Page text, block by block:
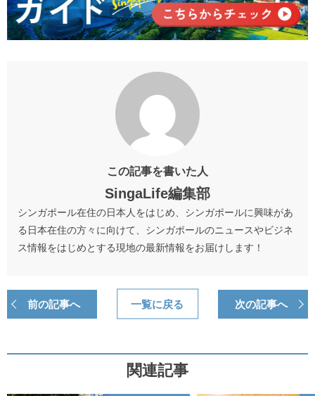
この記事を書いた人
SingaLife編集部
シンガポール在住の日本人をはじめ、シンガポールに興味があ
る日本在住の方々に向けて、シンガポールのニュースやビジネ
ス情報をはじめとする現地の最新情報をお届けします！
前の記事へ 次の記事へ
一覧に戻る
関連記事